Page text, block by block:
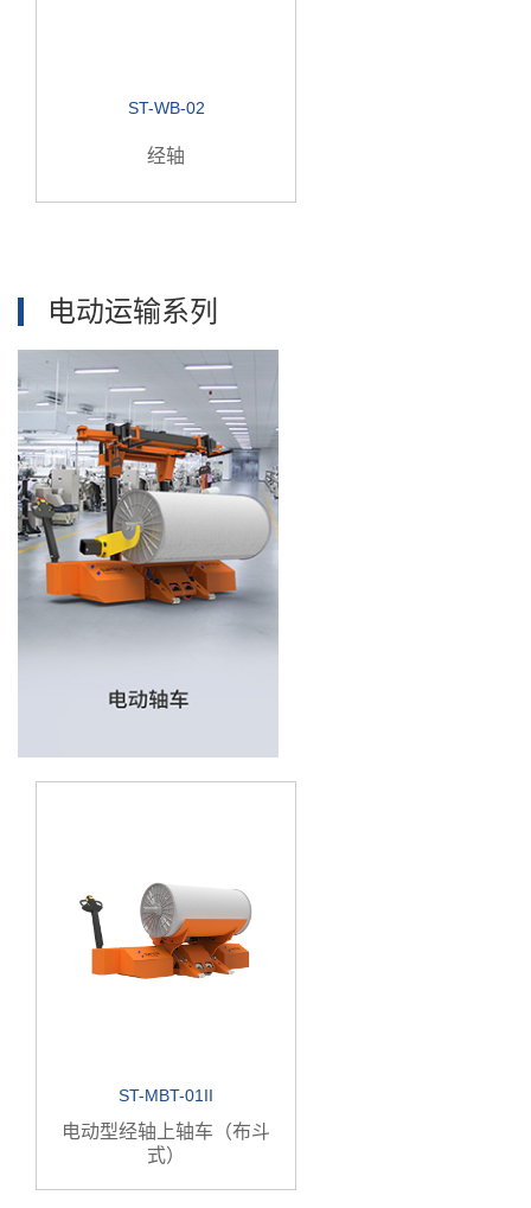
ST-WB-02
经轴
电动运输系列
ST-MBT-01II
电动型经轴上轴车（布斗
式）